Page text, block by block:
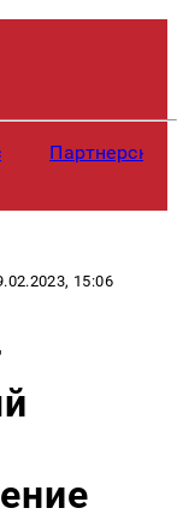
15:06